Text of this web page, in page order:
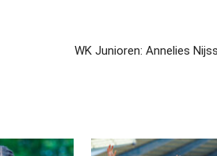
WK Junioren: Annelies